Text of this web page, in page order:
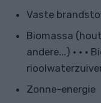
Vaste
Biomassa
andere...) • • •
Zonne-energie